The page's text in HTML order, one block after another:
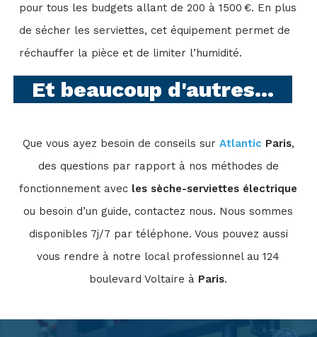
pour tous les budgets allant de 200 à 1500 €. En plus
de sécher les serviettes, cet équipement permet de
réchauffer la pièce et de limiter l’humidité.
Et beaucoup d'autres...
Que vous ayez besoin de conseils sur Atlantic Paris,
des questions par rapport à nos méthodes de
fonctionnement avec les sèche-serviettes électrique
ou besoin d’un guide, contactez nous. Nous sommes
disponibles 7j/7 par téléphone. Vous pouvez aussi
vous rendre à notre local professionnel au 124
boulevard Voltaire à Paris.